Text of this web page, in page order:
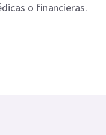
o financieras.